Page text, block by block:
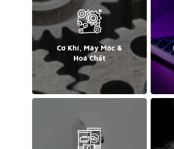
Cơ Khí, Máy Móc &
Hoá Chất